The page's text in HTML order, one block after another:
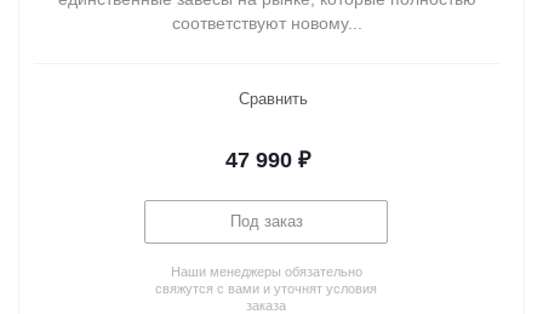
соответствуют новому...
Сравнить
47 990₽
Под заказ
Наши менеджеры обязательно
свяжутся с вами и уточнят условия
заказа